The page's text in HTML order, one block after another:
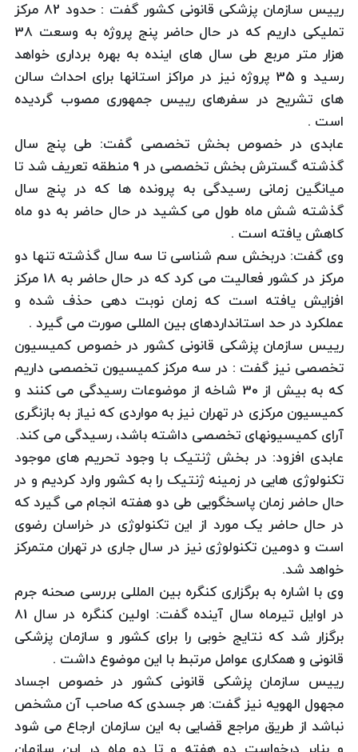
رییس سازمان پزشکی قانونی کشور گفت : حدود 82 مرکز
تملیکی داریم که در حال حاضر پنج پروژه به وسعت 38
هزار متر مربع طی سال های اینده به بهره برداری خواهد
رسید و 35 پروژه نیز در مراکز استانها برای احداث سالن
های تشریح در سفرهای رییس جمهوری مصوب گردیده
است .
عابدی در خصوص بخش تخصصی گفت: طی پنج سال
گذشته گسترش بخش تخصصی در 9 منطقه تعریف شد تا
میانگین زمانی رسیدگی به پرونده ها که در پنج سال
گذشته شش ماه طول می کشید در حال حاضر به دو ماه
کاهش یافته است .
وی گفت: دربخش سم شناسی تا سه سال گذشته تنها دو
مرکز در کشور فعالیت می کرد که در حال حاضر به 18 مرکز
افزایش یافته است که زمان نوبت دهی حذف شده و
عملکرد در حد استانداردهای بین المللی صورت می گیرد .
رییس سازمان پزشکی قانونی کشور در خصوص کمیسیون
تخصصی نیز گفت : در سه مرکز کمیسیون تخصصی داریم
که به بیش از 30 شاخه از موضوعات رسیدگی می کنند و
کمیسیون مرکزی در تهران نیز به مواردی که نیاز به بازنگری
آرای کمیسیونهای تخصصی داشته باشد، رسیدگی می کند.
عابدی افزود: در بخش ژنتیک با وجود تحریم های موجود
تکنولوژی هایی در زمینه ژنتیک را به کشور وارد کردیم و در
حال حاضر زمان پاسخگویی طی دو هفته انجام می گیرد که
در حال حاضر یک مورد از این تکنولوژی در خراسان رضوی
است و دومین تکنولوژی نیز در سال جاری در تهران متمرکز
خواهد شد.
وی با اشاره به برگزاری کنگره بین المللی بررسی صحنه جرم
در اوایل تیرماه سال آینده گفت: اولین کنگره در سال 81
برگزار شد که نتایج خوبی را برای کشور و سازمان پزشکی
قانونی و همکاری عوامل مرتبط با این موضوع داشت .
رییس سازمان پزشکی قانونی کشور در خصوص اجساد
مجهول الهویه نیز گفت: هر جسدی که صاحب آن مشخص
نباشد از طریق مراجع قضایی به این سازمان ارجاع می شود